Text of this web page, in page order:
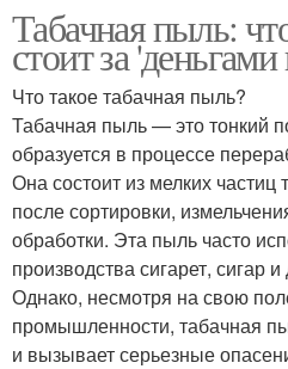
Табачная пыль:
стоит за 'деньгами
Что такое табачная пыль?
Табачная пыль — это тонкий
образуется в процессе
Она состоит из мелких частиц
после сортировки,
обработки. Эта пыль часто
производства сигарет, сигар
Однако, несмотря на свою
промышленности, табачная
и вызывает серьезные